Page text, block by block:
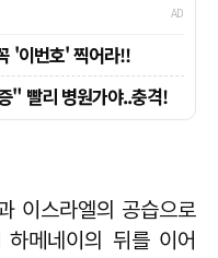
이스라엘의 공습으로
메네이의 뒤를 이어